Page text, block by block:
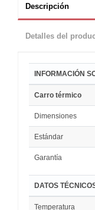
Descripción
Detalles del
INFORMACIÓN
Carro térmico
Dimensiones
Estándar
Garantía
DATOS
Temperatura